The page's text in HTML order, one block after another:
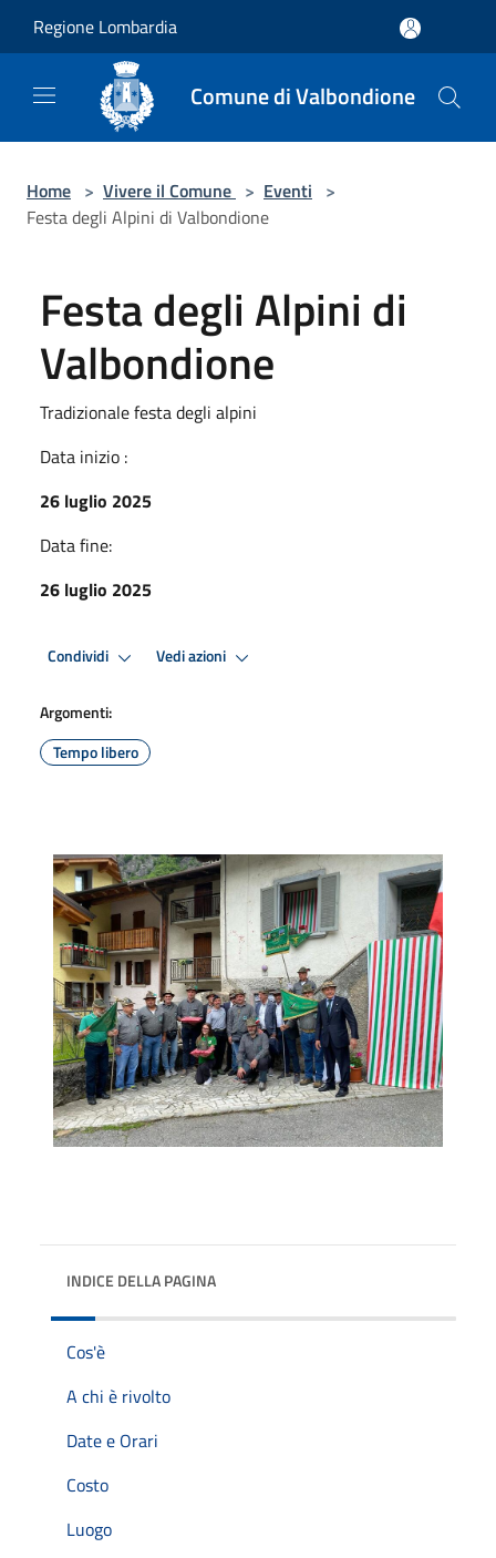
Regione Lombardia
Comune di Valbondione
Home > Vivere il Comune > Eventi >
Festa degli Alpini di Valbondione
Festa degli Alpini di
Valbondione
Tradizionale festa degli alpini
Data inizio :
26 luglio 2025
Data fine:
26 luglio 2025
Condividi Vedi azioni
Argomenti:
Tempo libero
INDICE DELLA PAGINA
Cos'è
A chi è rivolto
Date e Orari
Costo
Luogo